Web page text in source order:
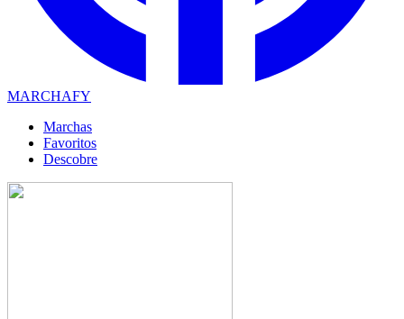
MARCHAFY
Marchas
Favoritos
Descobre